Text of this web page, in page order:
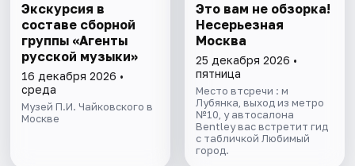
Экскурсия в
составе сборной
группы «Агенты
русской музыки»
16 декабря 2026 •
среда
Музей П.И. Чайковского в
Москве
Это вам не обзорка!
Несерьезная
Москва
25 декабря 2026 •
пятница
Место втсречи : м
Лубянка, выход из метро
№10, у автосалона
Bentley вас встретит гид
с табличкой Любимый
город.